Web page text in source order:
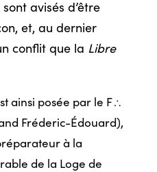
avisés d’être
et, au dernier
conflit que la Libre
ainsi posée par le F/
Fréderic-Édouard),
à la
de la Loge de